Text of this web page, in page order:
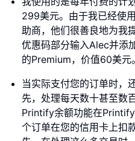
299美元。由于我已经使
助商，他们很善良地为我
优惠码部分输入Alec并添
的Premium，价值60美元。
当实际支付您的订单时，
先，处理每天数十甚至数
Printify余额功能在
个订单在您的信用卡上扣